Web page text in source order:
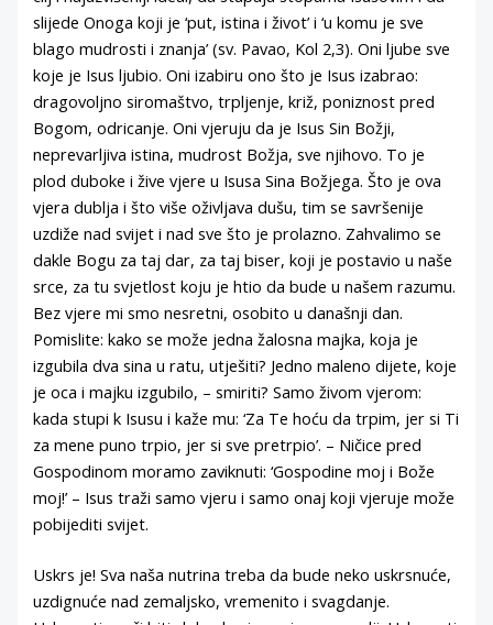
slijede Onoga koji je ‘put, istina i život’ i ‘u komu je sve
blago mudrosti i znanja’ (sv. Pavao, Kol 2,3). Oni ljube sve
koje je Isus ljubio. Oni izabiru ono što je Isus izabrao:
dragovoljno siromaštvo, trpljenje, križ, poniznost pred
Bogom, odricanje. Oni vjeruju da je Isus Sin Božji,
neprevarljiva istina, mudrost Božja, sve njihovo. To je
plod duboke i žive vjere u Isusa Sina Božjega. Što je ova
vjera dublja i što više oživljava dušu, tim se savršenije
uzdiže nad svijet i nad sve što je prolazno. Zahvalimo se
dakle Bogu za taj dar, za taj biser, koji je postavio u naše
srce, za tu svjetlost koju je htio da bude u našem razumu.
Bez vjere mi smo nesretni, osobito u današnji dan.
Pomislite: kako se može jedna žalosna majka, koja je
izgubila dva sina u ratu, utješiti? Jedno maleno dijete, koje
je oca i majku izgubilo, – smiriti? Samo živom vjerom:
kada stupi k Isusu i kaže mu: ‘Za Te hoću da trpim, jer si Ti
za mene puno trpio, jer si sve pretrpio’. – Ničice pred
Gospodinom moramo zaviknuti: ‘Gospodine moj i Bože
moj!’ – Isus traži samo vjeru i samo onaj koji vjeruje može
pobijediti svijet.
Uskrs je! Sva naša nutrina treba da bude neko uskrsnuće,
uzdignuće nad zemaljsko, vremenito i svagdanje.